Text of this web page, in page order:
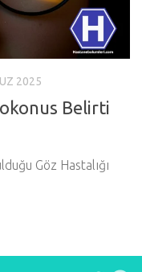
2025
Belirti
Göz Hastalığı